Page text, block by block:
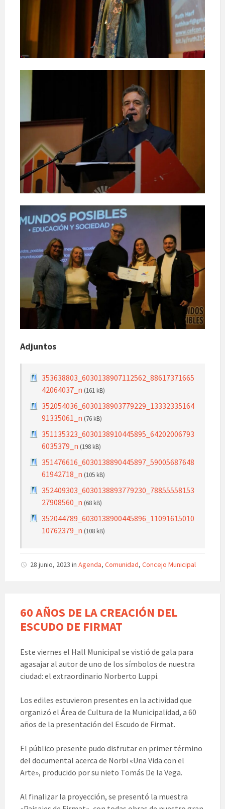
Adjuntos
353638803_6030138907112562_88617371665
42064037_n (161 kB)
352054036_6030138903779229_13332335164
91335061_n (76 kB)
351135323_6030138910445895_64202006793
6035379_n (198 kB)
351476616_6030138890445897_59005687648
61942718_n (105 kB)
352409303_6030138893779230_78855558153
27908560_n (68 kB)
352044789_6030138900445896_11091615010
10762379_n (108 kB)
28 junio, 2023 in Agenda, Comunidad, Concejo Municipal
60 AÑOS DE LA CREACIÓN DEL
ESCUDO DE FIRMAT
Este viernes el Hall Municipal se vistió de gala para
agasajar al autor de uno de los símbolos de nuestra
ciudad: el extraordinario Norberto Luppi.
Los ediles estuvieron presentes en la actividad que
organizó el Área de Cultura de la Municipalidad, a 60
años de la presentación del Escudo de Firmat.
El público presente pudo disfrutar en primer término
del documental acerca de Norbi «Una Vida con el
Arte», producido por su nieto Tomás De la Vega.
Al finalizar la proyección, se presentó la muestra